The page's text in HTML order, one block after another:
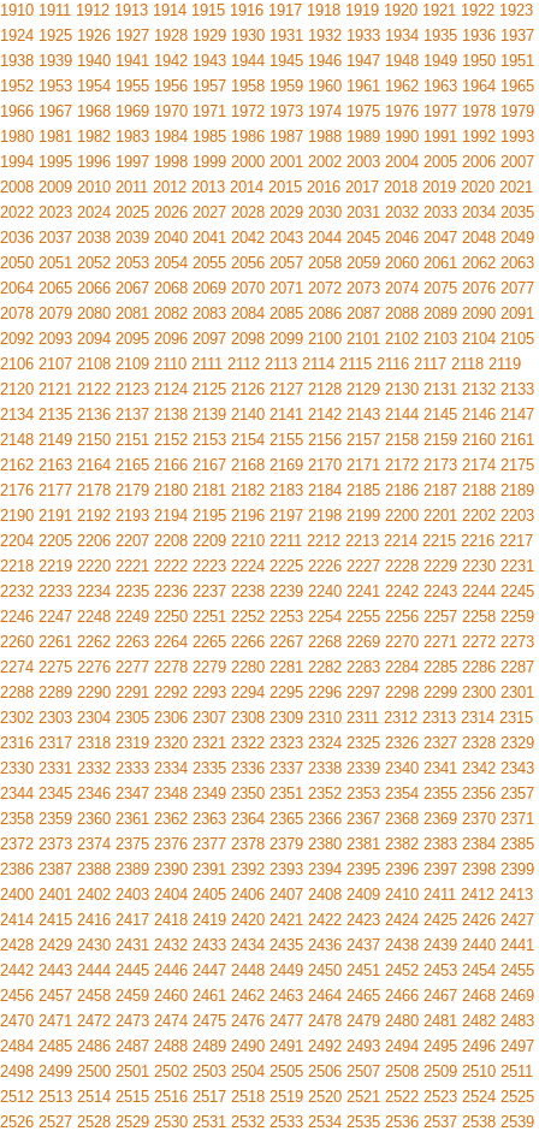
1910 1911 1912 1913 1914 1915 1916 1917 1918 1919 1920 1921 1922 1923
1924 1925 1926 1927 1928 1929 1930 1931 1932 1933 1934 1935 1936 1937
1938 1939 1940 1941 1942 1943 1944 1945 1946 1947 1948 1949 1950 1951
1952 1953 1954 1955 1956 1957 1958 1959 1960 1961 1962 1963 1964 1965
1966 1967 1968 1969 1970 1971 1972 1973 1974 1975 1976 1977 1978 1979
1980 1981 1982 1983 1984 1985 1986 1987 1988 1989 1990 1991 1992 1993
1994 1995 1996 1997 1998 1999 2000 2001 2002 2003 2004 2005 2006 2007
2008 2009 2010 2011 2012 2013 2014 2015 2016 2017 2018 2019 2020 2021
2022 2023 2024 2025 2026 2027 2028 2029 2030 2031 2032 2033 2034 2035
2036 2037 2038 2039 2040 2041 2042 2043 2044 2045 2046 2047 2048 2049
2050 2051 2052 2053 2054 2055 2056 2057 2058 2059 2060 2061 2062 2063
2064 2065 2066 2067 2068 2069 2070 2071 2072 2073 2074 2075 2076 2077
2078 2079 2080 2081 2082 2083 2084 2085 2086 2087 2088 2089 2090 2091
2092 2093 2094 2095 2096 2097 2098 2099 2100 2101 2102 2103 2104 2105
2106 2107 2108 2109 2110 2111 2112 2113 2114 2115 2116 2117 2118 2119
2120 2121 2122 2123 2124 2125 2126 2127 2128 2129 2130 2131 2132 2133
2134 2135 2136 2137 2138 2139 2140 2141 2142 2143 2144 2145 2146 2147
2148 2149 2150 2151 2152 2153 2154 2155 2156 2157 2158 2159 2160 2161
2162 2163 2164 2165 2166 2167 2168 2169 2170 2171 2172 2173 2174 2175
2176 2177 2178 2179 2180 2181 2182 2183 2184 2185 2186 2187 2188 2189
2190 2191 2192 2193 2194 2195 2196 2197 2198 2199 2200 2201 2202 2203
2204 2205 2206 2207 2208 2209 2210 2211 2212 2213 2214 2215 2216 2217
2218 2219 2220 2221 2222 2223 2224 2225 2226 2227 2228 2229 2230 2231
2232 2233 2234 2235 2236 2237 2238 2239 2240 2241 2242 2243 2244 2245
2246 2247 2248 2249 2250 2251 2252 2253 2254 2255 2256 2257 2258 2259
2260 2261 2262 2263 2264 2265 2266 2267 2268 2269 2270 2271 2272 2273
2274 2275 2276 2277 2278 2279 2280 2281 2282 2283 2284 2285 2286 2287
2288 2289 2290 2291 2292 2293 2294 2295 2296 2297 2298 2299 2300 2301
2302 2303 2304 2305 2306 2307 2308 2309 2310 2311 2312 2313 2314 2315
2316 2317 2318 2319 2320 2321 2322 2323 2324 2325 2326 2327 2328 2329
2330 2331 2332 2333 2334 2335 2336 2337 2338 2339 2340 2341 2342 2343
2344 2345 2346 2347 2348 2349 2350 2351 2352 2353 2354 2355 2356 2357
2358 2359 2360 2361 2362 2363 2364 2365 2366 2367 2368 2369 2370 2371
2372 2373 2374 2375 2376 2377 2378 2379 2380 2381 2382 2383 2384 2385
2386 2387 2388 2389 2390 2391 2392 2393 2394 2395 2396 2397 2398 2399
2400 2401 2402 2403 2404 2405 2406 2407 2408 2409 2410 2411 2412 2413
2414 2415 2416 2417 2418 2419 2420 2421 2422 2423 2424 2425 2426 2427
2428 2429 2430 2431 2432 2433 2434 2435 2436 2437 2438 2439 2440 2441
2442 2443 2444 2445 2446 2447 2448 2449 2450 2451 2452 2453 2454 2455
2456 2457 2458 2459 2460 2461 2462 2463 2464 2465 2466 2467 2468 2469
2470 2471 2472 2473 2474 2475 2476 2477 2478 2479 2480 2481 2482 2483
2484 2485 2486 2487 2488 2489 2490 2491 2492 2493 2494 2495 2496 2497
2498 2499 2500 2501 2502 2503 2504 2505 2506 2507 2508 2509 2510 2511
2512 2513 2514 2515 2516 2517 2518 2519 2520 2521 2522 2523 2524 2525
2526 2527 2528 2529 2530 2531 2532 2533 2534 2535 2536 2537 2538 2539